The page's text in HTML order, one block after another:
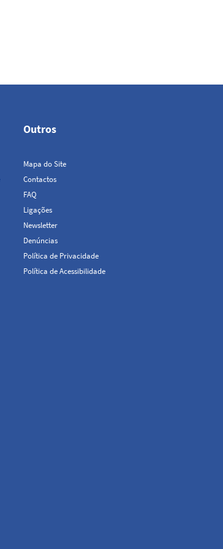
Menu
Outros
Mapa do Site
Contactos
FAQ
Ligações
Newsletter
Denúncias
Política de Privacidade
Política de Acessibilidade